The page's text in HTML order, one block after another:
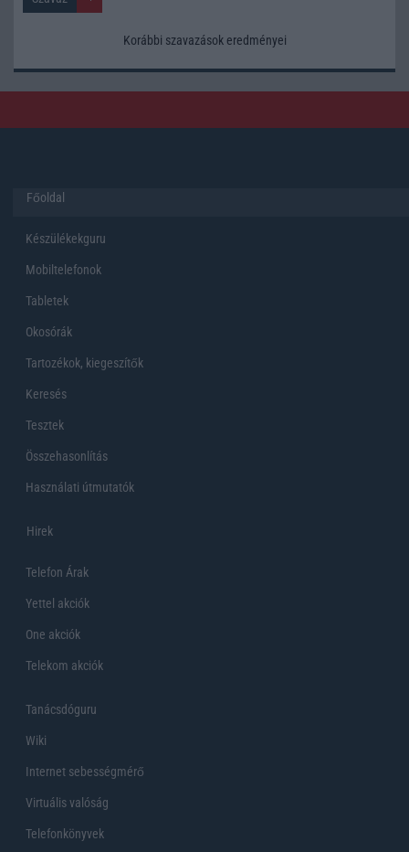
Korábbi szavazások eredményei
Főoldal
Készülékekguru
Mobiltelefonok
Tabletek
Okosórák
Tartozékok, kiegeszítők
Keresés
Tesztek
Összehasonlítás
Használati útmutatók
Hirek
Telefon Árak
Yettel akciók
One akciók
Telekom akciók
Tanácsdóguru
Wiki
Internet sebességmérő
Virtuális valóság
Telefonkönyvek